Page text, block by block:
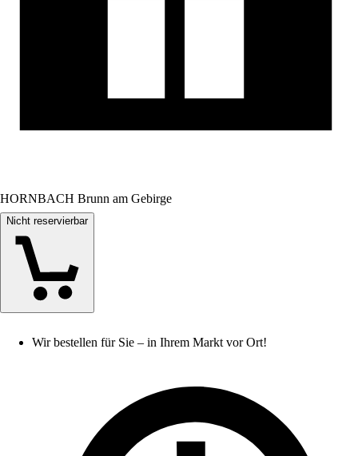
HORNBACH Brunn am Gebirge
Nicht reservierbar
Wir bestellen für Sie – in Ihrem Markt vor Ort!